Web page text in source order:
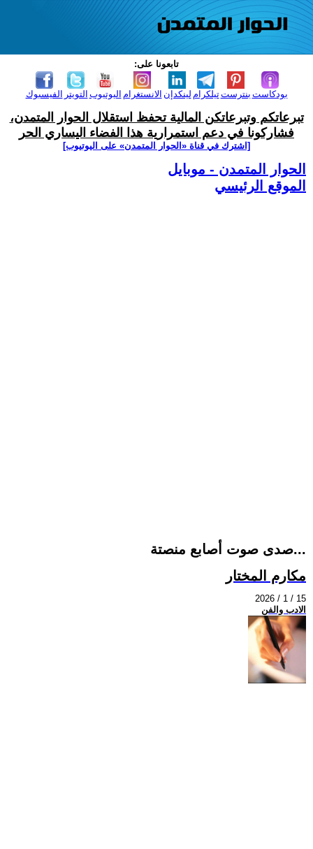
تابعونا على:
الفيسبوك التويتر اليوتيوب الانستغرام لينكدإن تيلكرامبنترست بودكاست
تبرعاتكم وتبرعاتكن المالية تحفظ استقلال الحوار المتمدن،
فشاركونا في دعم استمرارية هذا الفضاء اليساري الحر
[اشترك في قناة ‫«الحوار المتمدن» على اليوتيوب]
الحوار المتمدن - موبايل
الموقع الرئيسي
صدى صوت أصابع منصتة...
مكارم المختار
2026 / 1 / 15
الادب والفن